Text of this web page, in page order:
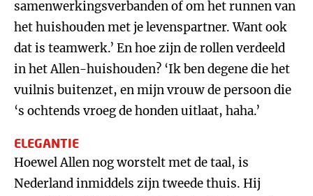
samenwerkingsverbanden of om het runnen van
het huishouden met je levenspartner. Want ook
dat is teamwerk.’ En hoe zijn de rollen verdeeld
in het Allen-huishouden? ‘Ik ben degene die het
vuilnis buitenzet, en mijn vrouw de persoon die
‘s ochtends vroeg de honden uitlaat, haha.’
ELEGANTIE
Hoewel Allen nog worstelt met de taal, is
Nederland inmiddels zijn tweede thuis. Hij